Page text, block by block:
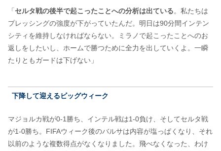
「 セルタ戦の後半で起こったことへの分析は出ている。私たちは
プレッシングの強度が下がっていたんだ。明日は90分間インテン
シティを維持しなければならない。ミラノで起こったことへのお
返しをしたいし、ホームで勝つために全力を出していくよ。一瞬
たりともガードは下げない」
下降して迎えるビッグウィーク
マジョルカ戦が0-1勝ち、インテル戦は1-0負け、そしてセルタ戦
が1-0勝ち。FIFAウィーク後のバルサは内容が塩っぱくなり、それ
以前のような複数得点がなくなりました。飛べなくなった、わけ